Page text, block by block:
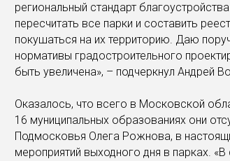
региональный стандарт
пересчитать все парки и составить
покушаться на их территорию. Даю
нормативы градостроительного
быть увеличена», – подчеркнул Андрей
Оказалось, что всего в Московской
16 муниципальных образованиях они
Подмосковья Олега Рожнова, в
мероприятий выходного дня в парках.